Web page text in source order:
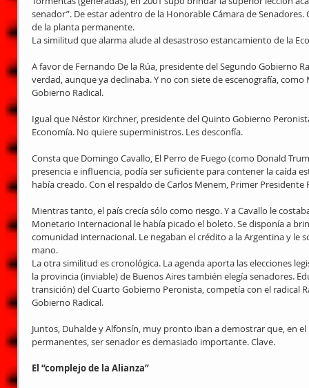
senador”. De estar adentro de la Honorable Cámara de
de la planta permanente.
La similitud que alarma alude al desastroso estancamiento de la
A favor de Fernando De la Rúa, presidente del Segundo Gobierno
verdad, aunque ya declinaba. Y no con siete de escenografía,
Gobierno Radical.
Igual que Néstor Kirchner, presidente del Quinto Gobierno
Economía. No quiere superministros. Les desconfía.
Consta que Domingo Cavallo, El Perro de Fuego (como Donald
presencia e influencia, podía ser suficiente para contener la caída
había creado. Con el respaldo de Carlos Menem, Primer Presidente
Mientras tanto, el país crecía sólo como riesgo. Y a Cavallo le
Monetario Internacional le había picado el boleto. Se disponía a
comunidad internacional. Le negaban el crédito a la Argentina y le
mano.
La otra similitud es cronológica. La agenda aporta las elecciones
la provincia (inviable) de Buenos Aires también elegía senadores.
transición) del Cuarto Gobierno Peronista, competía con el radical
Gobierno Radical.
Juntos, Duhalde y Alfonsín, muy pronto iban a demostrar que, en
permanentes, ser senador es demasiado importante. Clave.
El “complejo de la Alianza”